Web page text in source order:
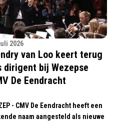
2026
van Loo keert terug
dirigent bij Wezepse
De Eendracht
- CMV De Eendracht heeft een
naam aangesteld als nieuwe